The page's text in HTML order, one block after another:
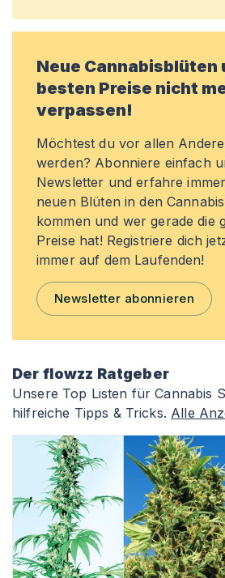
Neue Cannabisblüten
besten Preise nicht
verpassen!
Möchtest du vor allen
werden? Abonniere einfach
Newsletter und erfahre
neuen Blüten in den
kommen und wer gerade die
Preise hat! Registriere dich
immer auf dem Laufenden!
Newsletter abonnieren
Der flowzz Ratgeber
Unsere Top Listen für Cannabis
hilfreiche Tipps & Tricks. Alle